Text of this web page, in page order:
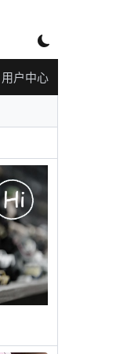
用户中心